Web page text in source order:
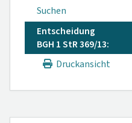
Suchen
Entscheidung
BGH 1 StR 369/13:
Druckansicht